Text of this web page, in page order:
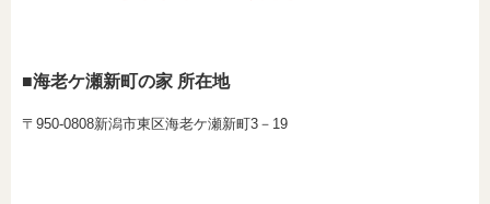
■海老ケ瀬新町の家 所在地
〒950-0808新潟市東区海老ケ瀬新町3－19